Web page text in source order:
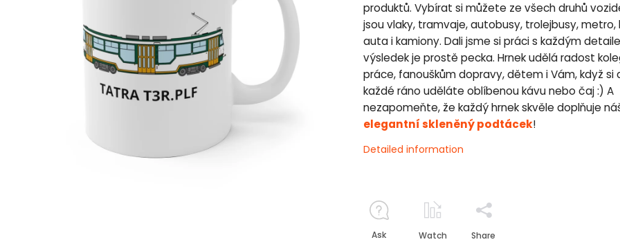
produktů. Vybírat si můžete ze všech druhů
jsou vlaky, tramvaje, autobusy, trolejbusy, metro,
auta i kamiony. Dali jsme si práci s každým
výsledek je prostě pecka. Hrnek udělá radost
práce, fanouškům dopravy, dětem i Vám, když si
každé ráno uděláte oblíbenou kávu nebo čaj :) A
nezapomeňte, že každý hrnek skvěle doplňuje
elegantní skleněný podtácek!
Detailed information
Ask Watch Share